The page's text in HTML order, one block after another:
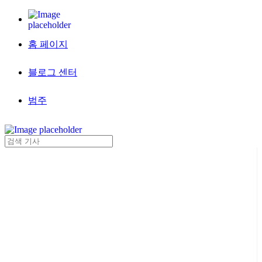
홈 페이지
블로그 센터
범주